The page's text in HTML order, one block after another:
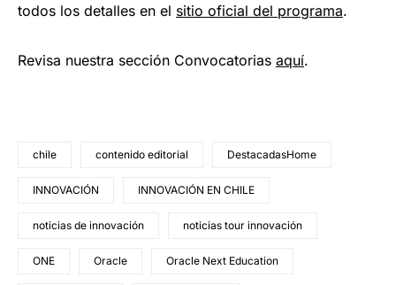
todos los detalles en el sitio oficial del programa.
Revisa nuestra sección Convocatorias aquí.
chile contenido editorial DestacadasHome
INNOVACIÓN INNOVACIÓN EN CHILE
noticias de innovación noticias tour innovación
ONE Oracle Oracle Next Education